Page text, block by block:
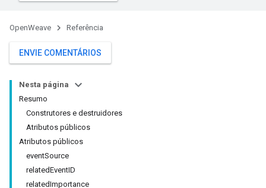
OpenWeave Referência
ENVIE COMENTÁRIOS
Nesta página
Resumo
Construtores e destruidores
Atributos públicos
Atributos públicos
eventSource
relatedEventID
relatedImportance